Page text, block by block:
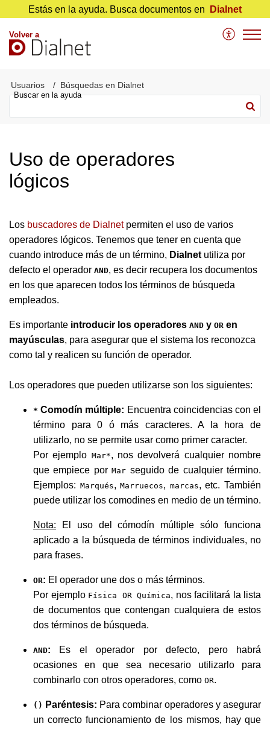
Estás en la ayuda. Busca documentos en Dialnet
Volver a
Usuarios Búsquedas en Dialnet
Uso de operadores
lógicos
Los buscadores de Dialnetpermiten el uso de varios
operadores lógicos. Tenemos que tener en cuenta que
cuando introduce más de un término, Dialnet utiliza por
defecto el operador AND, es decir recupera los documentos
en los que aparecen todos los términos de búsqueda
empleados.
Es importante introducir los operadores AND y OR en
mayúsculas, para asegurar que el sistema los reconozca
como tal y realicen su función de operador.
Los operadores que pueden utilizarse son los siguientes:
* Comodín múltiple: Encuentra coincidencias con el
término para 0 ó más caracteres. A la hora de
utilizarlo, no se permite usar como primer caracter.
Por ejemplo Mar*, nos devolverá cualquier nombre
que empiece porMar seguido de cualquier término.
Ejemplos: Marqués,Marruecos, marcas, etc. También
puede utilizar los comodines en medio de un término.
Nota: El uso del cómodín múltiple sólo funciona
aplicado a la búsqueda de términos individuales, no
para frases.
OR: El operador une dos o más términos.
Por ejemplo Física OR Química, nos facilitará la lista
de documentos que contengan cualquiera de estos
dos términos de búsqueda.
AND: Es el operador por defecto, pero habrá
ocasiones en que sea necesario utilizarlo para
combinarlo con otros operadores, como OR.
() Paréntesis: Para combinar operadores y asegurar
un correcto funcionamiento de los mismos, hay que